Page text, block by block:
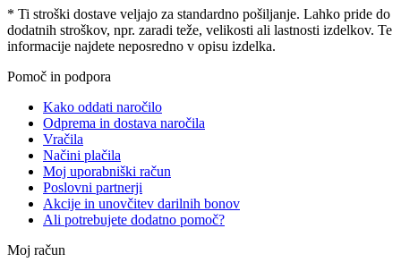
* Ti stroški dostave veljajo za standardno pošiljanje. Lahko pride do
dodatnih stroškov, npr. zaradi teže, velikosti ali lastnosti izdelkov. Te
informacije najdete neposredno v opisu izdelka.
Pomoč in podpora
Kako oddati naročilo
Odprema in dostava naročila
Vračila
Načini plačila
Moj uporabniški račun
Poslovni partnerji
Akcije in unovčitev darilnih bonov
Ali potrebujete dodatno pomoč?
Moj račun